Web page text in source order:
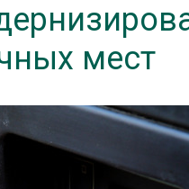
мест